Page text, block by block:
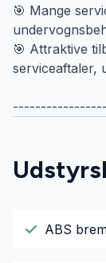
🎯 Mange
🎯 Attraktive
serviceaftaler,
ABS